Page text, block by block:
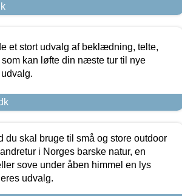
et stort udvalg af beklædning, telte,
kan løfte din næste tur til nye
du skal bruge til små og store outdoor
i Norges barske natur, en
sove under åben himmel en lys
udvalg.